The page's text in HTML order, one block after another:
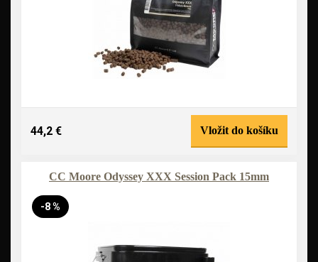
44,2 € Vložit do košíku
CC Moore Odyssey XXX Session Pack 15mm
-8 %